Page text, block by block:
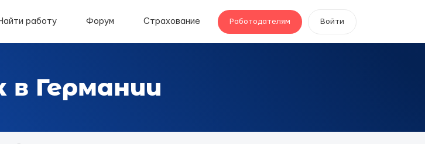
работу Форум Страхование Работодателям Войти
Германии